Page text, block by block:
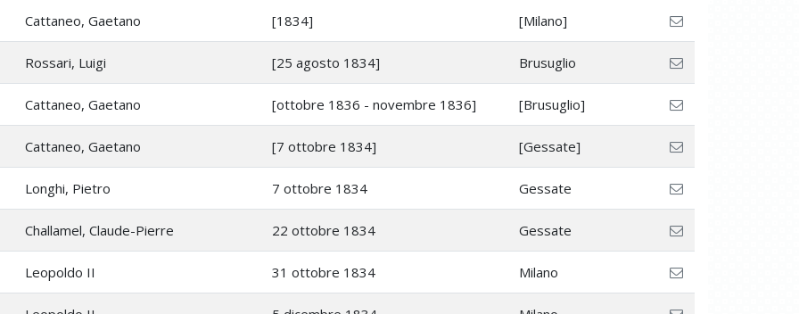
Cattaneo, Gaetano [1834] [Milano]
Rossari, Luigi [25 agosto 1834] Brusuglio
Cattaneo, Gaetano [ottobre 1836 - novembre 1836] [Brusuglio]
Cattaneo, Gaetano [7 ottobre 1834] [Gessate]
Longhi, Pietro 7 ottobre 1834 Gessate
Challamel, Claude-Pierre 22 ottobre 1834 Gessate
Leopoldo II 31 ottobre 1834 Milano